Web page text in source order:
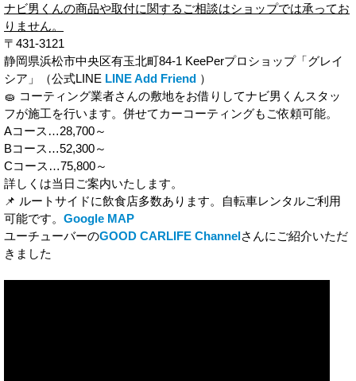
ナビ男くんの商品や取付に関するご相談はショップでは承ってお
りません。
〒431-3121
静岡県浜松市中央区有玉北町84-1 KeePerプロショップ「グレイ
シア」（公式LINE LINE Add Friend ）
🧽 コーティング業者さんの敷地をお借りしてナビ男くんスタッ
フが施工を行います。併せてカーコーティングもご依頼可能。
Aコース…28,700～
Bコース…52,300～
Cコース…75,800～
詳しくは当日ご案内いたします。
📌 ルートサイドに飲食店多数あります。自転車レンタルご利用
可能です。 Google MAP
ユーチューバーのGOOD CARLIFE Channel さんにご紹介いただ
きました